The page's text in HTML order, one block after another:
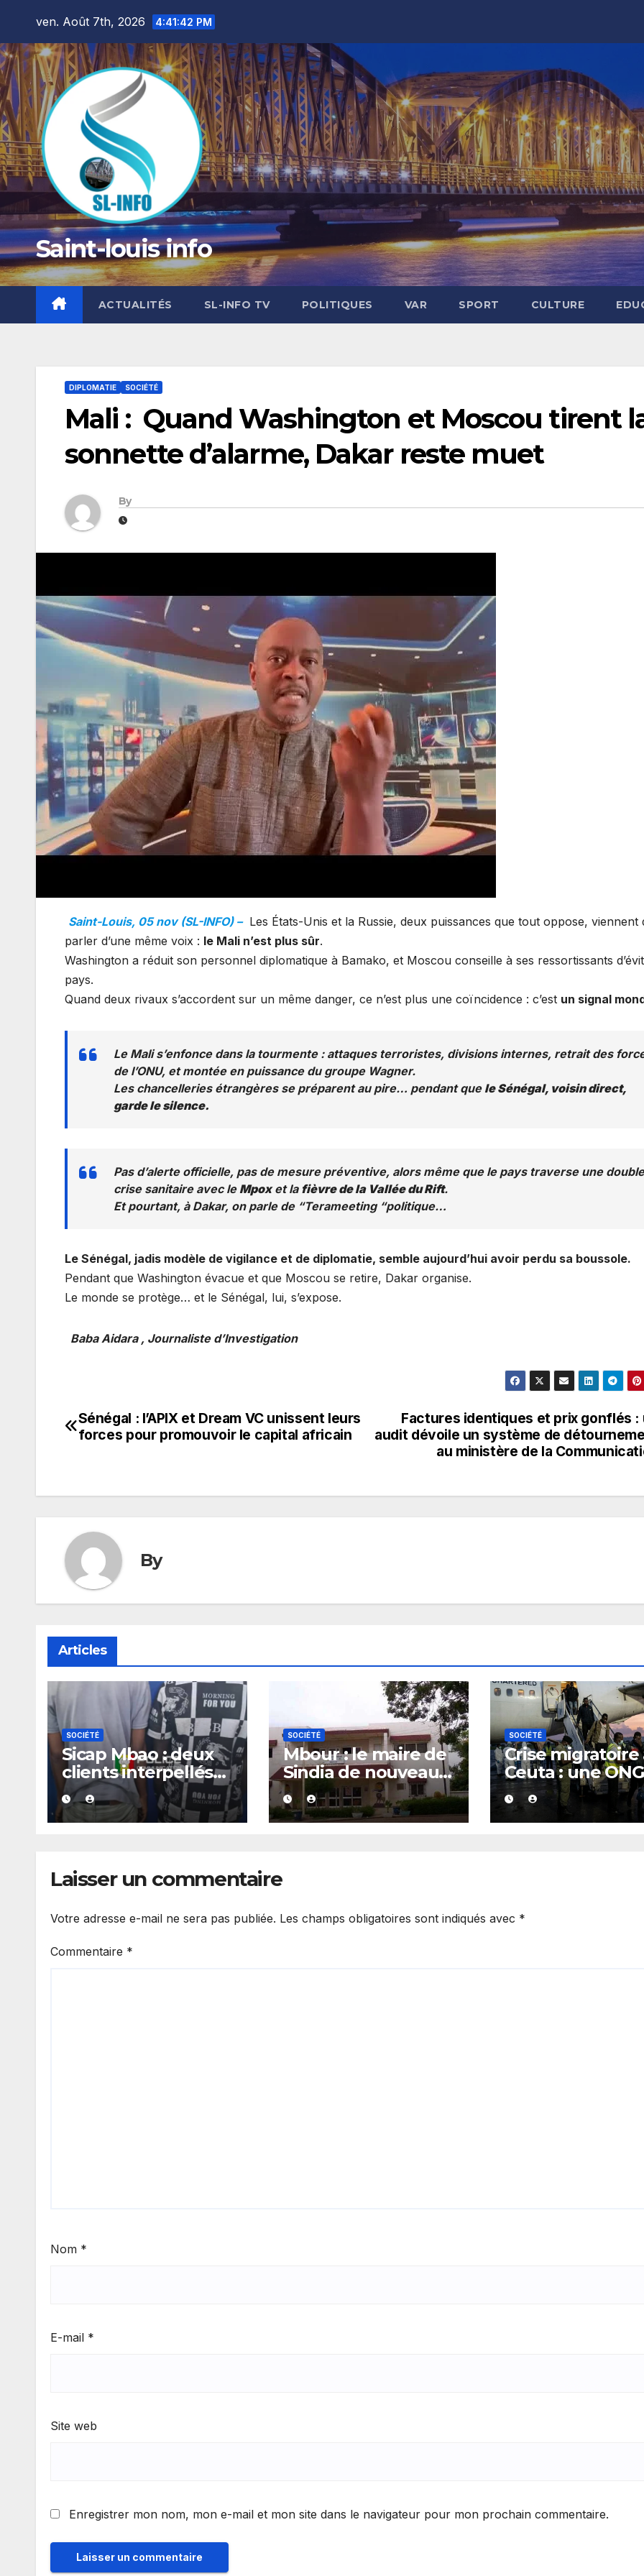
content
ven. Août 7th, 2026 4:41:43 PM
Saint-louis info
ACTUALITÉS SL-INFO TV POLITIQUES VAR SPORT CULTURE
DIPLOMATIE SOCIÉTÉ
Mali : Quand Washington et Moscou tirent
sonnette d’alarme, Dakar reste muet
By
Saint-Louis, 05 nov (SL-INFO) – Les États-Unis et la Russie, deux puissances que tout oppose, viennent
parler d’une même voix : le Mali n’est plus sûr.
Washington a réduit son personnel diplomatique à Bamako, et Moscou conseille à ses ressortissants
pays.
Quand deux rivaux s’accordent sur un même danger, ce n’est plus une coïncidence : c’est un signal
Le Mali s’enfonce dans la tourmente : attaques terroristes, divisions internes, retrait des
de l’ONU, et montée en puissance du groupe Wagner.
Les chancelleries étrangères se préparent au pire… pendant que le Sénégal, voisin direct,
garde le silence.
Pas d’alerte officielle, pas de mesure préventive, alors même que le pays traverse une double
crise sanitaire avec le Mpoxet la fièvre de la Vallée du Rift.
Et pourtant, à Dakar, on parle de “Terameeting “politique…
Le Sénégal, jadis modèle de vigilance et de diplomatie, semble aujourd’hui avoir perdu sa boussole.
Pendant que Washington évacue et que Moscou se retire, Dakar organise.
Le monde se protège… et le Sénégal, lui, s’expose.
Baba Aidara , Journaliste d’Investigation
Navigation
Factures identiques et prix gonflés :
audit dévoile un système de
au ministère de la
Sénégal : l’APIX et Dream VC unissent leurs
forces pour promouvoir le capital africain
By
Articles
SOCIÉTÉ
Sicap Mbao : deux
clients interpellés
avec du kush lors
d’un contrôle de
police dans un bar
SOCIÉTÉ
Mbour : le maire de
Sindia de nouveau
arrêté
SOCIÉTÉ
Crise migratoire
Ceuta : une ONG
marocaine met
cause les
responsabilités
Laisser un commentaire
Votre adresse e-mail ne sera pas publiée. Les champs obligatoires sont indiqués avec *
Commentaire *
Nom *
E-mail *
Site web
Enregistrer mon nom, mon e-mail et mon site dans le navigateur pour mon prochain commentaire.